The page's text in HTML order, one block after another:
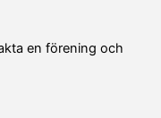
en förening och